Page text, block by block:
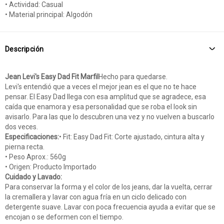
• Actividad: Casual
• Material principal: Algodón
Descripción
Jean Levi's Easy Dad Fit Marfil Hecho para quedarse.
Levi's entendió que a veces el mejor jean es el que no te hace
pensar. El Easy Dad llega con esa amplitud que se agradece, esa
caída que enamora y esa personalidad que se roba el look sin
avisarlo. Para las que lo descubren una vez y no vuelven a buscarlo
dos veces.
Especificaciones:• Fit: Easy Dad Fit: Corte ajustado, cintura alta y
pierna recta.
• Peso Aprox.: 560g
• Origen: Producto Importado
Cuidado y Lavado:
Para conservar la forma y el color de los jeans, dar la vuelta, cerrar
la cremallera y lavar con agua fría en un ciclo delicado con
detergente suave. Lavar con poca frecuencia ayuda a evitar que se
encojan o se deformen con el tiempo.